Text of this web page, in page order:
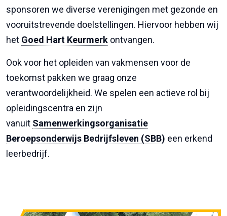
sponsoren we diverse verenigingen met gezonde en
vooruitstrevende doelstellingen. Hiervoor hebben wij
het Goed Hart Keurmerk ontvangen.
Ook voor het opleiden van vakmensen voor de
toekomst pakken we graag onze
verantwoordelijkheid. We spelen een actieve rol bij
opleidingscentra en zijn
vanuit Samenwerkingsorganisatie
Beroepsonderwijs Bedrijfsleven (SBB) een erkend
leerbedrijf.